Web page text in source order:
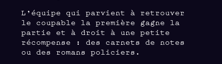
L’équipe qui parvient à retrouver
le coupable la première gagne la
partie et à droit à une petite
récompense : des carnets de notes
ou des romans policiers.